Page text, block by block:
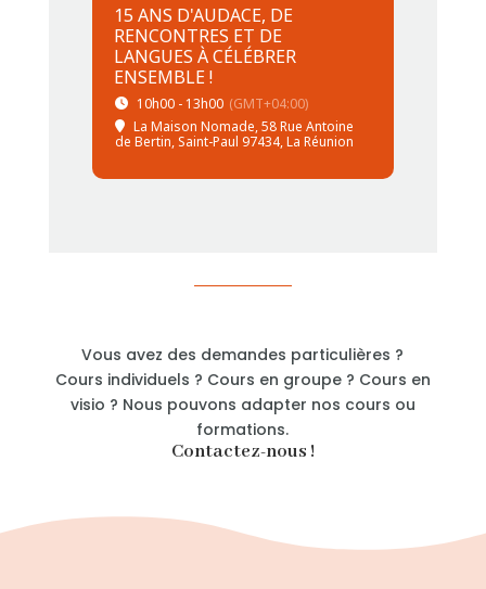
15 ANS D'AUDACE, DE
RENCONTRES ET DE
LANGUES À CÉLÉBRER
ENSEMBLE !
10h00 - 13h00 (GMT+04:00)
La Maison Nomade, 58 Rue Antoine
de Bertin, Saint-Paul 97434, La Réunion
Vous avez des demandes particulières ?
Cours individuels ? Cours en groupe ? Cours en
visio ? Nous pouvons adapter nos cours ou
formations.
Contactez-nous !